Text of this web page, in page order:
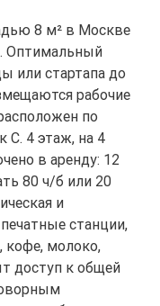
8 м² в Москве
Оптимальный
или стартапа до
рабочие
по
С. 4 этаж, на 4
в аренду: 12
80 ч/б или 20
и
станции,
кофе, молоко,
доступ к общей